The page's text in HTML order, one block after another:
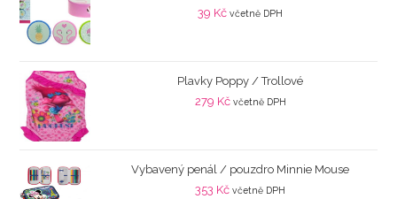
39 Kč včetně DPH
Plavky Poppy / Trollové
279 Kč včetně DPH
Vybavený penál / pouzdro Minnie Mouse
353 Kč včetně DPH